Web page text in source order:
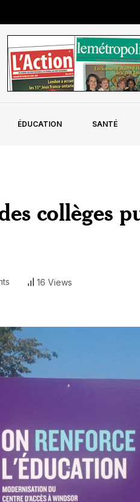
ÉDUCATION SANTÉ
collèges
16 Views